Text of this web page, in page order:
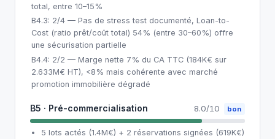
total, entre 10–15%
B4.3: 2/4 — Pas de stress test documenté, Loan-to-
Cost (ratio prêt/coût total) 54% (entre 30–60%) offre
une sécurisation partielle
B4.4: 2/2 — Marge nette 7% du CA TTC (184K€ sur
2.633M€ HT), <8% mais cohérente avec marché
promotion immobilière dégradé
B5 · Pré-commercialisation 8.0/10 bon
5 lots actés (1.4M€) + 2 réservations signées (619K€)